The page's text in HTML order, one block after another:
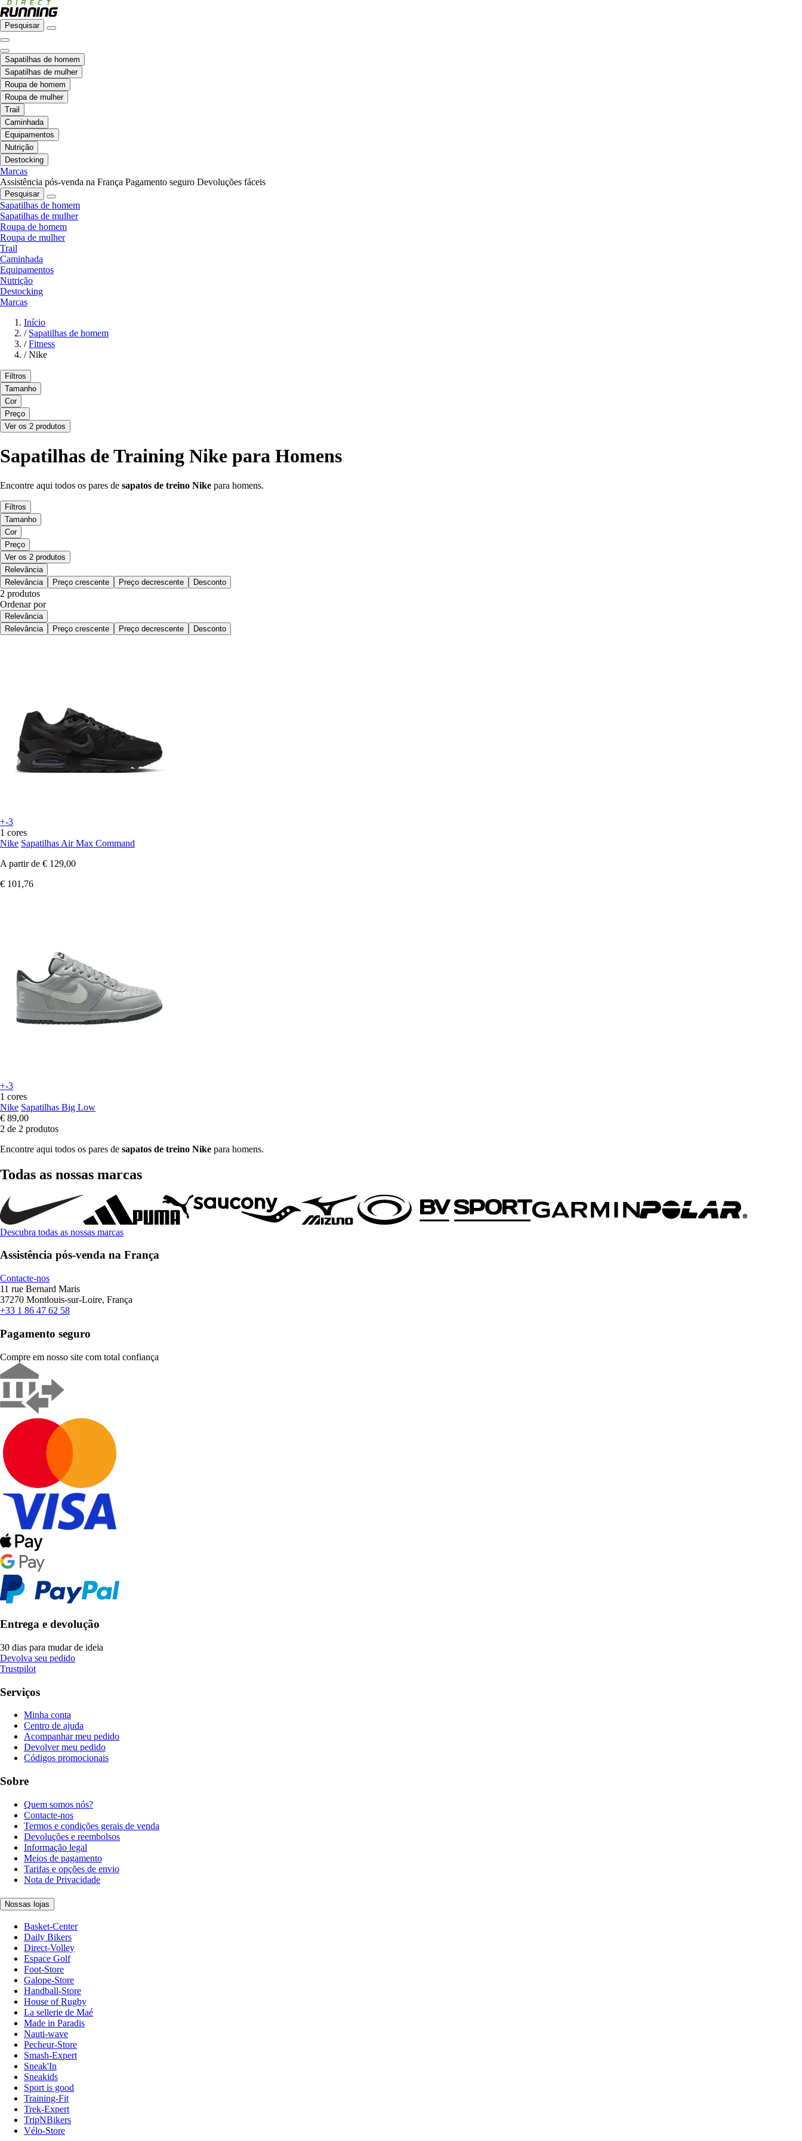
Pesquisar
Sapatilhas de homem
Sapatilhas de mulher
Roupa de homem
Roupa de mulher
Trail
Caminhada
Equipamentos
Nutrição
Destocking
Marcas
Assistência pós-venda na França Pagamento seguro Devoluções fáceis
Pesquisar
Sapatilhas de homem
Sapatilhas de mulher
Roupa de homem
Roupa de mulher
Trail
Caminhada
Equipamentos
Nutrição
Destocking
Marcas
Início
/ Sapatilhas de homem
/ Fitness
/ Nike
Filtros
Tamanho
Cor
Preço
Ver os 2 produtos
Sapatilhas de Training Nike para Homens
Encontre aqui todos os pares de sapatos de treino Nike para homens.
Filtros
Tamanho
Cor
Preço
Ver os 2 produtos
Relevância
Relevância
Preço crescente Preço decrescente Desconto
2 produtos
Ordenar por
Relevância
Relevância
Preço crescente Preço decrescente Desconto
+-3
1 cores
Nike Sapatilhas Air Max Command
A partir de € 129,00
€ 101,76
+-3
1 cores
Nike Sapatilhas Big Low
€ 89,00
2 de 2 produtos
Encontre aqui todos os pares de sapatos de treino Nike para homens.
Todas as nossas marcas
Descubra todas as nossas marcas
Assistência pós-venda na França
Contacte-nos
11 rue Bernard Maris
37270 Montlouis-sur-Loire, França
+33 1 86 47 62 58
Pagamento seguro
Compre em nosso site com total confiança
Entrega e devolução
30 dias para mudar de ideia
Devolva seu pedido
Trustpilot
Serviços
Minha conta
Centro de ajuda
Acompanhar meu pedido
Devolver meu pedido
Códigos promocionais
Sobre
Quem somos nós?
Contacte-nos
Termos e condições gerais de venda
Devoluções e reembolsos
Informação legal
Meios de pagamento
Tarifas e opções de envio
Nota de Privacidade
Nossas lojas
Basket-Center
Daily Bikers
Direct-Volley
Espace Golf
Foot-Store
Galope-Store
Handball-Store
House of Rugby
La sellerie de Maé
Made in Paradis
Nauti-wave
Pecheur-Store
Smash-Expert
Sneak'In
Sneakids
Sport is good
Training-Fit
Trek-Expert
TripNBikers
Vélo-Store